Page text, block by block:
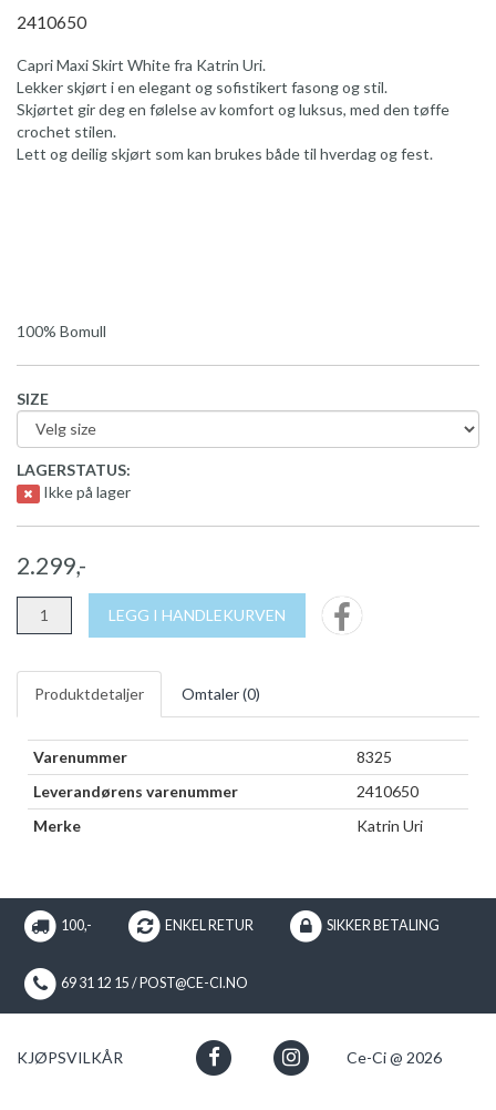
2410650
Capri Maxi Skirt White fra Katrin Uri.
Lekker skjørt i en elegant og sofistikert fasong og stil.
Skjørtet gir deg en følelse av komfort og luksus, med den tøffe
crochet stilen.
Lett og deilig skjørt som kan brukes både til hverdag og fest.
100% Bomull
SIZE
LAGERSTATUS:
Ikke på lager
2.299,-
LEGG I HANDLEKURVEN
Produktdetaljer Omtaler (0)
Varenummer
8325
Leverandørens varenummer
2410650
Merke
Katrin Uri
100,- ENKEL RETUR SIKKER BETALING
69 31 12 15 / POST@CE-CI.NO
KJØPSVILKÅR Ce-Ci @ 2026